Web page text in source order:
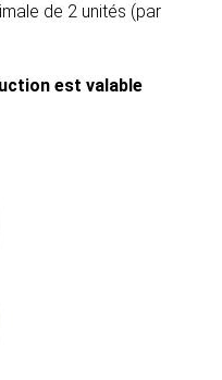
de 2 unités (par
est valable